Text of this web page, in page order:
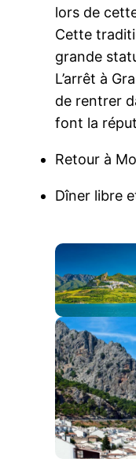
lors de
Cette
grande
L’arrêt à
de rentrer
font la
Retour à
Dîner libre